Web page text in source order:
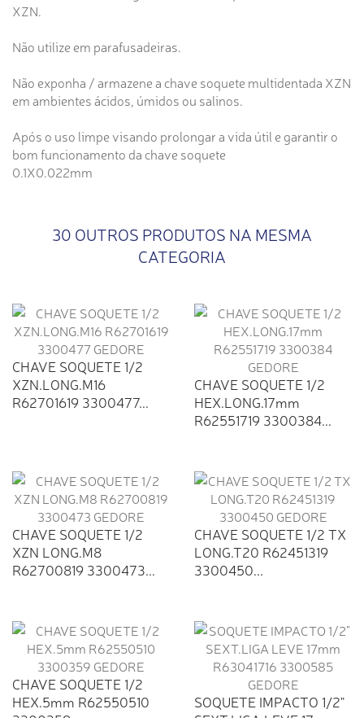
XZN.
Não utilize em parafusadeiras.
Não exponha / armazene a chave soquete multidentada XZN
em ambientes ácidos, úmidos ou salinos.
Após o uso limpe visando prolongar a vida útil e garantir o
bom funcionamento da chave soquete
0.1X0.022mm
30 OUTROS PRODUTOS NA MESMA
CATEGORIA
CHAVE SOQUETE 1/2
XZN.LONG.M16
R62701619 3300477...
CHAVE SOQUETE 1/2
HEX.LONG.17mm
R62551719 3300384...
CHAVE SOQUETE 1/2
XZN LONG.M8
R62700819 3300473...
CHAVE SOQUETE 1/2 TX
LONG.T20 R62451319
3300450...
CHAVE SOQUETE 1/2
HEX.5mm R62550510
SOQUETE IMPACTO 1/2"